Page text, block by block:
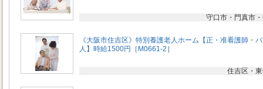
守口市・門真市
《大阪市住吉区》特別養護老人ホーム【正・准看護師・
人】時給1500円［M0661-2］
住吉区・